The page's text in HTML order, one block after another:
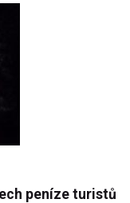
peníze turistů